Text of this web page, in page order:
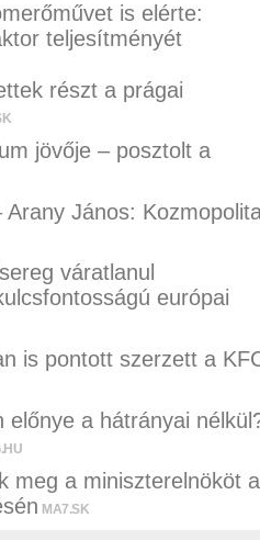
is elérte:
teljesítményét
részt a prágai
jövője – posztolt a
Arany János:
váratlanul
európai
is pontott szerzett a
előnye a hátrányai
meg a miniszterelnököt a
MA7.SK